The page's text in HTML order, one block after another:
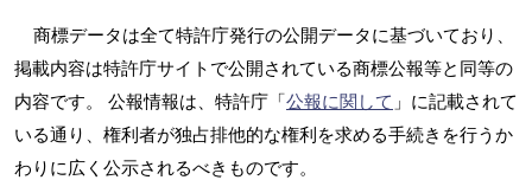
商標データは全て特許庁発行の公開データに基づいており、
掲載内容は特許庁サイトで公開されている商標公報等と同等の
内容です。 公報情報は、特許庁「公報に関して 」に記載されて
いる通り、権利者が独占排他的な権利を求める手続きを行うか
わりに広く公示されるべきものです。